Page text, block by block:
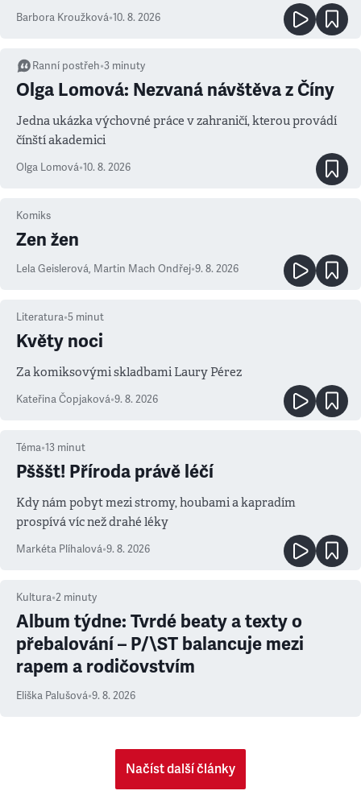
Barbora Kroužková•10. 8. 2026
Ranní postřeh•3 minuty
Olga Lomová: Nezvaná návštěva z Číny
Jedna ukázka výchovné práce v zahraničí, kterou provádí
čínští akademici
Olga Lomová•10. 8. 2026
Komiks
Zen žen
Lela Geislerová, Martin Mach Ondřej•9. 8. 2026
Literatura•5 minut
Květy noci
Za komiksovými skladbami Laury Pérez
Kateřina Čopjaková•9. 8. 2026
Téma•13 minut
Pšššt! Příroda právě léčí
Kdy nám pobyt mezi stromy, houbami a kapradím
prospívá víc než drahé léky
Markéta Plíhalová•9. 8. 2026
Kultura•2 minuty
Album týdne: Tvrdé beaty a texty o
přebalování – P/\ST balancuje mezi
rapem a rodičovstvím
Eliška Palušová•9. 8. 2026
Načíst další články